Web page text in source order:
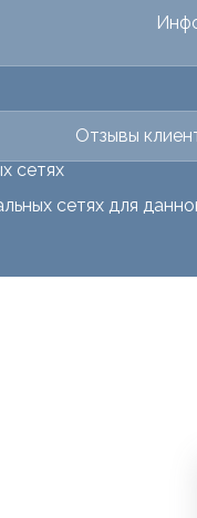
Отзывы
сетях
сетях для